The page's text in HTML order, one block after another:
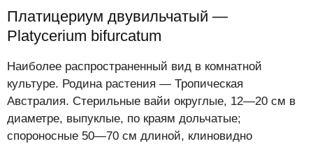
Платицериум двувильчатый —
Platycerium bifurcatum
Наиболее распространенный вид в комнатной
культуре. Родина растения — Тропическая
Австралия. Стерильные вайи округлые, 12—20 см в
диаметре, выпуклые, по краям дольчатые;
спороносные 50—70 см длиной, клиновидно